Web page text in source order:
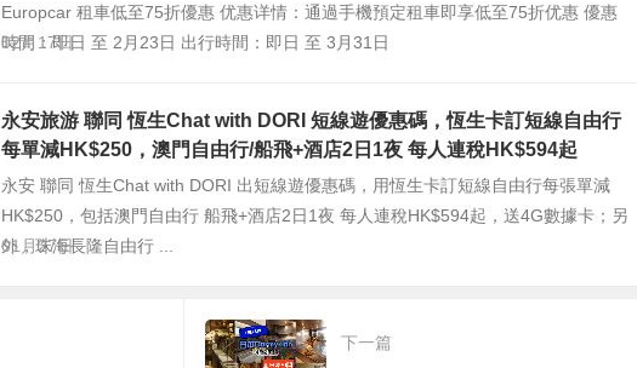
Europcar 租車低至75折優惠 优惠详情：通過手機預定租車即享低至75折优惠 優惠
時間：即日 至 2月23日 出行時間：即日 至 3月31日
02月17日
永安旅游 聯同 恆生Chat with DORI 短線遊優惠碼，恆生卡訂短線自由行
每單減HK$250，澳門自由行/船飛+酒店2日1夜 每人連稅HK$594起
永安 聯同 恆生Chat with DORI 出短線遊優惠碼，用恆生卡訂短線自由行每張單減
HK$250，包括澳門自由行 船飛+酒店2日1夜 每人連稅HK$594起，送4G數據卡；另
外，珠海長隆自由行 ...
01月27日
下一篇